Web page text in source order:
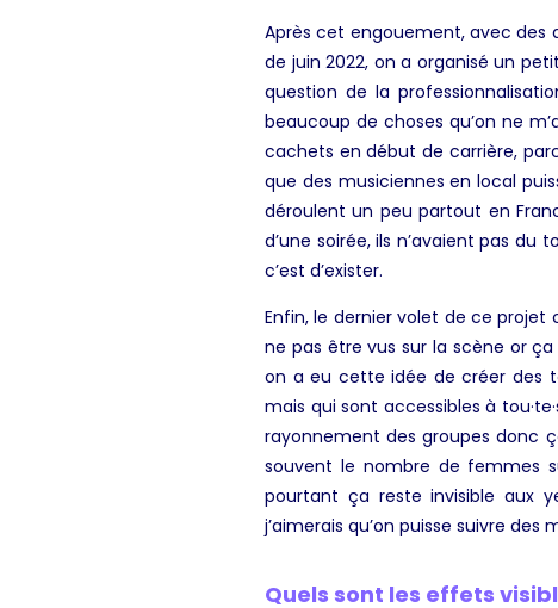
Après cet engouement, avec des
de juin 2022, on a organisé un
question de la
beaucoup de choses qu’on ne
cachets en début de carrière,
que des musiciennes en local
déroulent un peu partout en
d’une soirée, ils n’avaient pas
c’est d’exister.
Enfin, le dernier volet de ce projet
ne pas être vus sur la scène or
on a eu cette idée de créer des
mais qui sont accessibles à
rayonnement des groupes donc
souvent le nombre de femmes
pourtant ça reste invisible aux
j’aimerais qu’on puisse suivre
Quels sont les effets